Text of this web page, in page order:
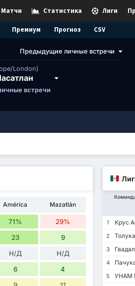
Лиги
Статистика
Матчи
Премиум Прогноз CSV
Предыдущие личные встречи
London)
встречи
América Mazatlán
71% 29%
23 9
Н/Д Н/Д
6 4
1 Крус
2 Толука
3
4
5 УНАМ